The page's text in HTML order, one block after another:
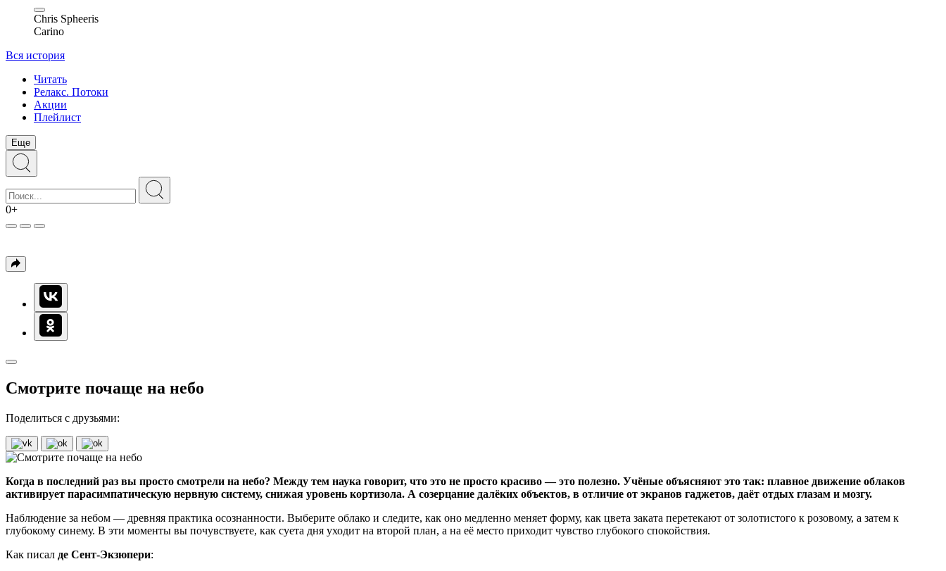
Chris Spheeris
Carino
Вся история
Читать
Релакс. Потоки
Акции
Плейлист
Еще
0+
Смотрите почаще на небо
Поделиться с друзьями:
Когда в последний раз вы просто смотрели на небо? Между тем наука говорит, что это не просто красиво — это полезно. Учёные объясняют это так: плавное движение облаков
активирует парасимпатическую нервную систему, снижая уровень кортизола. А созерцание далёких объектов, в отличие от экранов гаджетов, даёт отдых глазам и мозгу.
Наблюдение за небом — древняя практика осознанности. Выберите облако и следите, как оно медленно меняет форму, как цвета заката перетекают от золотистого к розовому, а затем к
глубокому синему. В эти моменты вы почувствуете, как суета дня уходит на второй план, а на её место приходит чувство глубокого спокойствия.
Как писал де Сент-Экзюпери: